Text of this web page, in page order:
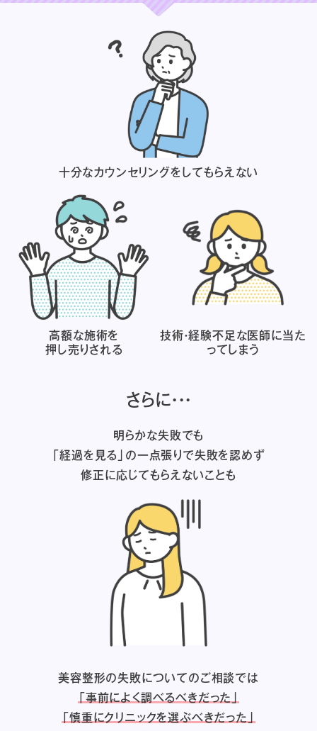
十分なカウンセリングをしてもらえない
高額な施術を
押し売りされる
技術・経験不足な医師に当た
ってしまう
さらに・・・
明らかな失敗でも
「経過を見る」の一点張りで失敗を認めず
修正に応じてもらえないことも
美容整形の失敗についてのご相談では
「事前によく調べるべきだった」
「慎重にクリニックを選ぶべきだった」